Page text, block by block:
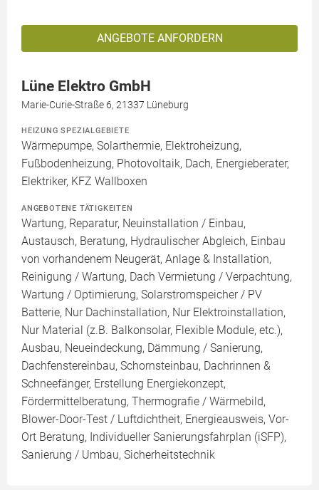
ANGEBOTE ANFORDERN
Lüne Elektro GmbH
Marie-Curie-Straße 6, 21337 Lüneburg
HEIZUNG SPEZIALGEBIETE
Wärmepumpe, Solarthermie, Elektroheizung,
Fußbodenheizung, Photovoltaik, Dach, Energieberater,
Elektriker, KFZ Wallboxen
ANGEBOTENE TÄTIGKEITEN
Wartung, Reparatur, Neuinstallation / Einbau,
Austausch, Beratung, Hydraulischer Abgleich, Einbau
von vorhandenem Neugerät, Anlage & Installation,
Reinigung / Wartung, Dach Vermietung / Verpachtung,
Wartung / Optimierung, Solarstromspeicher / PV
Batterie, Nur Dachinstallation, Nur Elektroinstallation,
Nur Material (z.B. Balkonsolar, Flexible Module, etc.),
Ausbau, Neueindeckung, Dämmung / Sanierung,
Dachfenstereinbau, Schornsteinbau, Dachrinnen &
Schneefänger, Erstellung Energiekonzept,
Fördermittelberatung, Thermografie / Wärmebild,
Blower-Door-Test / Luftdichtheit, Energieausweis, Vor-
Ort Beratung, Individueller Sanierungsfahrplan (iSFP),
Sanierung / Umbau, Sicherheitstechnik